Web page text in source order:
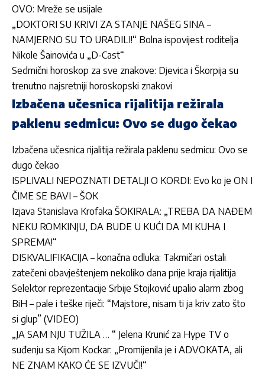
OVO: Mreže se usijale
„DOKTORI SU KRIVI ZA STANJE NAŠEG SINA –
NAMJERNO SU TO URADILI!“ Bolna ispovijest roditelja
Nikole Šainovića u „D-Cast“
Sedmični horoskop za sve znakove: Djevica i Škorpija su
trenutno najsretniji horoskopski znakovi
Izbačena učesnica rijalitija režirala
paklenu sedmicu: Ovo se dugo čekao
Izbačena učesnica rijalitija režirala paklenu sedmicu: Ovo se
dugo čekao
ISPLIVALI NEPOZNATI DETALJI O KORDI: Evo ko je ON I
ČIME SE BAVI – ŠOK
Izjava Stanislava Krofaka ŠOKIRALA: „TREBA DA NAĐEM
NEKU ROMKINJU, DA BUDE U KUĆI DA MI KUHA I
SPREMA!“
DISKVALIFIKACIJA – konačna odluka: Takmičari ostali
zatečeni obavještenjem nekoliko dana prije kraja rijalitija
Selektor reprezentacije Srbije Stojković upalio alarm zbog
BiH – pale i teške riječi: “Majstore, nisam ti ja kriv zato što
si glup” (VIDEO)
„JA SAM NJU TUŽILA … “ Jelena Krunić za Hype TV o
suđenju sa Kijom Kockar: „Promijenila je i ADVOKATA, ali
NE ZNAM KAKO ĆE SE IZVUČI!“